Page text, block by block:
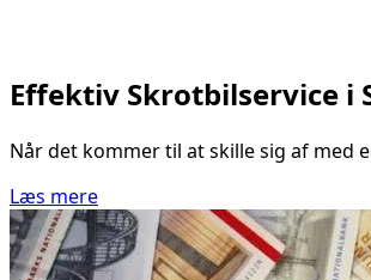
Effektiv Skrotbilservice i
Når det kommer til at skille sig af med
Læs mere